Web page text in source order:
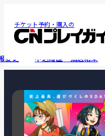
チケット予約・購入の
変更 申込履歴・抽選結果